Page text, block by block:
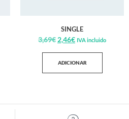
SINGLE
3,69€ 2,46€ IVA incluido
ADICIONAR